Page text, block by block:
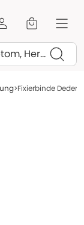
Fixierbinde